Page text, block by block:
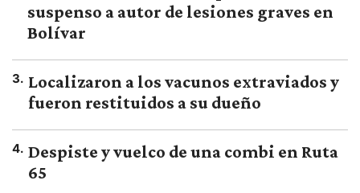
suspenso a autor de lesiones graves en
Bolívar
3. Localizaron a los vacunos extraviados y
fueron restituidos a su dueño
4. Despiste y vuelco de una combi en Ruta
65